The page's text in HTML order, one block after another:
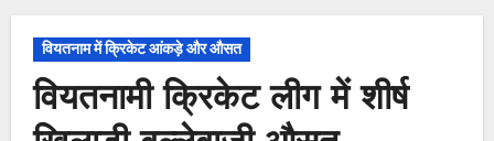
वियतनाम में क्रिकेट आंकड़े और औसत
वियतनामी क्रिकेट लीग में शीर्ष